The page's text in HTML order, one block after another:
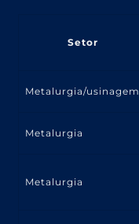
Setor
Metalurgia/usinagem
Metalurgia
Metalurgia